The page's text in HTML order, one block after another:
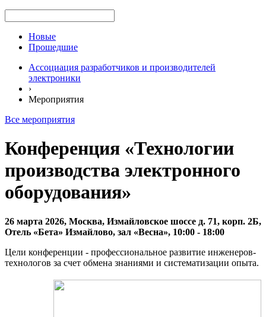
Новые
Прошедшие
Ассоциация разработчиков и производителей
электроники
›
Мероприятия
Все мероприятия
Конференция «Технологии
производства электронного
оборудования»
26 марта 2026, Москва, Измайловское шоссе д. 71, корп. 2Б,
Отель «Бета» Измайлово, зал «Весна», 10:00 - 18:00
Цели конференции - профессиональное развитие инженеров-
технологов за счет обмена знаниями и систематизации опыта.